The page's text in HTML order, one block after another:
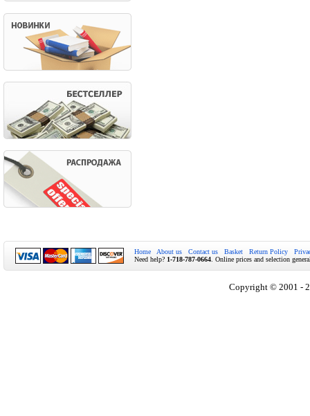
Home About us Contact us Basket Return Policy
Need help? 1-718-787-0664 . Online prices and selection
Copyright © 2001 -